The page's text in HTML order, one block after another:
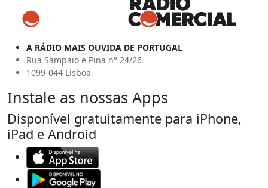
A RÁDIO MAIS OUVIDA DE PORTUGAL
Rua Sampaio e Pina n° 24/26
1099-044 Lisboa
Instale as nossas Apps
Disponível gratuitamente para iPhone,
iPad e Android